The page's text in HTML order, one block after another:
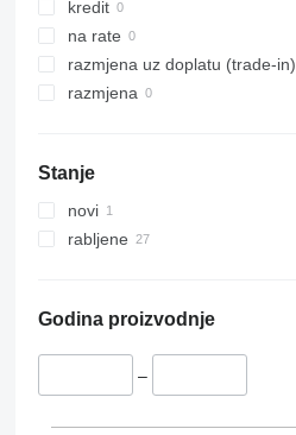
kredit
na rate
razmjena uz doplatu (trade-in)
razmjena
Stanje
novi
rabljene
Godina proizvodnje
–